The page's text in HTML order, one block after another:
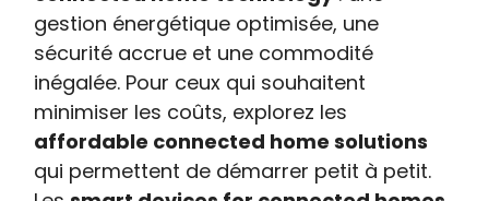
gestion énergétique optimisée, une
sécurité accrue et une commodité
inégalée. Pour ceux qui souhaitent
minimiser les coûts, explorez les
affordable connected home solutions
qui permettent de démarrer petit à petit.